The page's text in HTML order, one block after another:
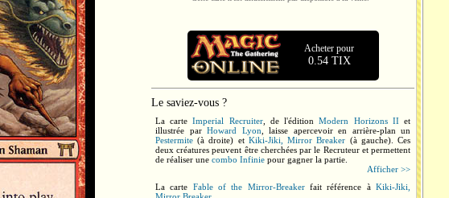
Acheter pour
0.54 TIX
Le saviez-vous ?
La carteImperial Recruiter, de l'éditionModern Horizons IIet
illustrée par Howard Lyon , laisse apercevoir en arrière-plan un
Pestermite (à droite) et Kiki-Jiki, Mirror Breaker (à gauche). Ces
deux créatures peuvent être cherchées par le Recruteur et permettent
de réaliser une combo Infinie pour gagner la partie.
Afficher >>
La carte Fable of the Mirror-Breakerfait référence àKiki-Jiki,